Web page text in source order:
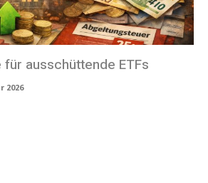
ausschüttende ETFs
2026